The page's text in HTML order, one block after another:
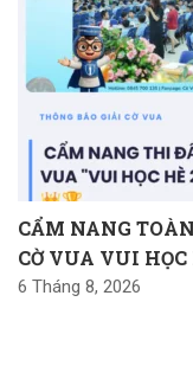
CẨM NANG
CỜ VUA VUI
6 Tháng 8, 2026